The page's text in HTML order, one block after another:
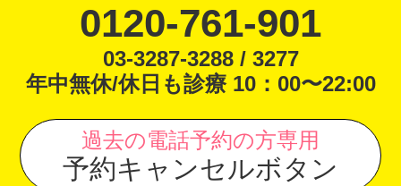
0120-761-901
03-3287-3288 / 3277
年中無休/休日も診療 10：00〜22:00
過去の電話予約の方専用
予約キャンセルボタン